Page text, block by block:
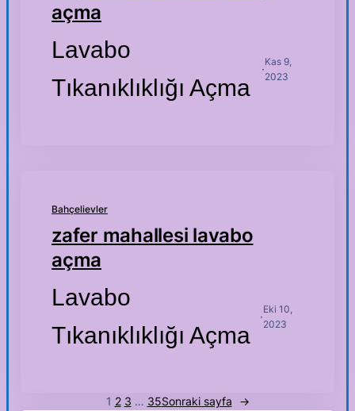
açma
Lavabo
Tıkanıklıklığı Açma
·
Kas 9,
2023
Bahçelievler
zafer mahallesi lavabo
açma
Lavabo
Tıkanıklıklığı Açma
·
Eki 10,
2023
1 2 3 … 35Sonraki sayfa →